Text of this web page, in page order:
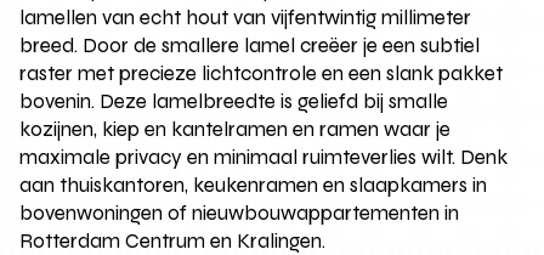
lamellen van echt hout van vijfentwintig millimeter
breed. Door de smallere lamel creëer je een subtiel
raster met precieze lichtcontrole en een slank pakket
bovenin. Deze lamelbreedte is geliefd bij smalle
kozijnen, kiep en kantelramen en ramen waar je
maximale privacy en minimaal ruimteverlies wilt. Denk
aan thuiskantoren, keukenramen en slaapkamers in
bovenwoningen of nieuwbouwappartementen in
Rotterdam Centrum en Kralingen.